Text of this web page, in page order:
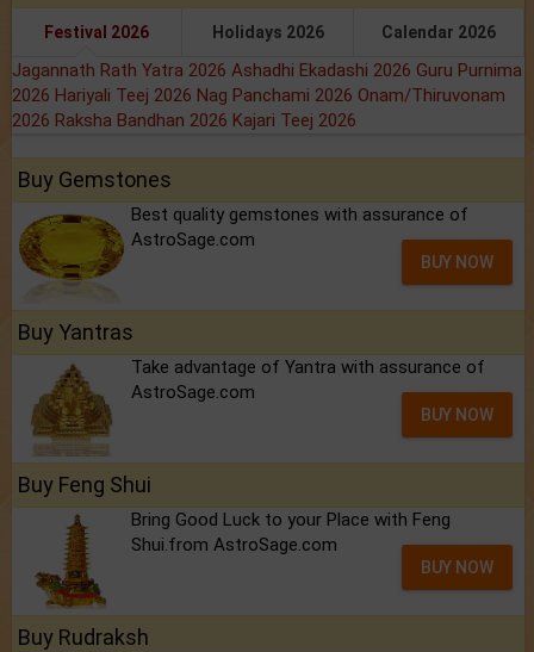
Festival 2026 Holidays 2026 Calendar 2026
Jagannath Rath Yatra 2026 Ashadhi Ekadashi 2026 Guru Purnima
2026 Hariyali Teej 2026 Nag Panchami 2026 Onam/Thiruvonam
2026 Raksha Bandhan 2026 Kajari Teej 2026
Buy Gemstones
Best quality gemstones with assurance of
AstroSage.com
BUY NOW
Buy Yantras
Take advantage of Yantra with assurance of
AstroSage.com
BUY NOW
Buy Feng Shui
Bring Good Luck to your Place with Feng
Shui.from AstroSage.com
BUY NOW
Buy Rudraksh